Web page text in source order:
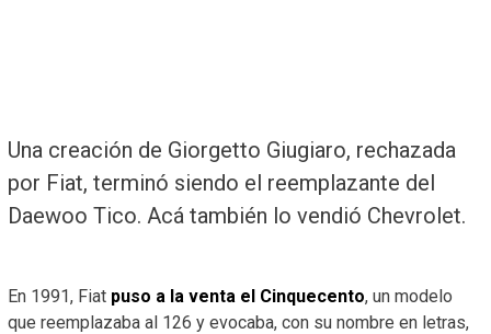
Una creación de Giorgetto Giugiaro, rechazada
por Fiat, terminó siendo el reemplazante del
Daewoo Tico. Acá también lo vendió Chevrolet.
En 1991, Fiat puso a la venta el Cinquecento, un modelo
que reemplazaba al 126 y evocaba, con su nombre en letras,